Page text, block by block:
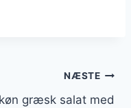
NÆSTE
græsk salat med